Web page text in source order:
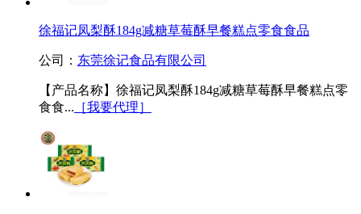
徐福记凤梨酥184g减糖草莓酥早餐糕点零食食品
公司： 东莞徐记食品有限公司
【产品名称】徐福记凤梨酥184g减糖草莓酥早餐糕点零
食食... ［我要代理］